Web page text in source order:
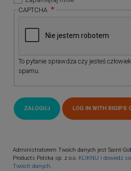
CAPTCHA
To pytanie sprawdza czy jesteś
spamu.
Administratorem Twoich danych jest Saint-
Products Polska sp. z o.o. KLIKNIJ i dowiedz
Twoich danych.